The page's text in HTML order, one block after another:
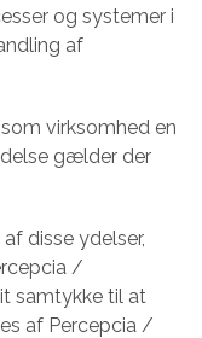
og systemer i
af
virksomhed en
gælder der
disse ydelser,
/
samtykke til at
af Percepcia /